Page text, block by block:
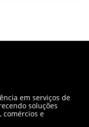
em serviços de
soluções
comércios e